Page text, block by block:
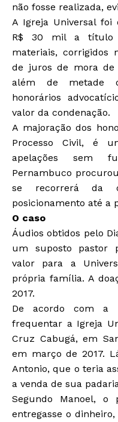
não fosse realizada,
A Igreja Universal foi
R$ 30 mil a título
materiais, corrigidos
de juros de mora de
além de metade
honorários
valor da condenação.
A majoração dos
Processo Civil, é
apelações sem
Pernambuco
se recorrerá da
posicionamento até a
O caso
Áudios obtidos pelo
um suposto pastor
valor para a
própria família. A
2017.
De acordo com a
frequentar a Igreja
Cruz Cabugá, em
em março de 2017.
Antonio, que o teria
a venda de sua
Segundo Manoel, o
entregasse o